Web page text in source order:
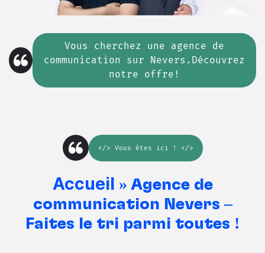
Vous cherchez une agence de
communication sur Nevers.Découvrez
notre offre!
</> Vous êtes ici ! </>
Accueil » Agence de
communication Nevers –
Faites le tri parmi toutes !